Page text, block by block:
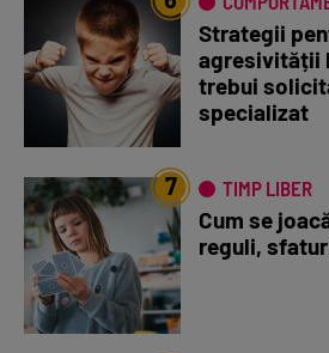
Strategii
agresivității
trebui
specializat
7 TIMP LIBER
Cum se
reguli,